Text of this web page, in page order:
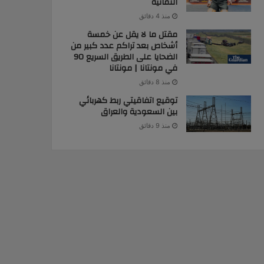
منذ 4 دقائق
مقتل ما لا يقل عن خمسة
أشخاص بعد تراكم عدد كبير من
الضحايا على الطريق السريع 90
في مونتانا | مونتانا
منذ 8 دقائق
توقيع اتفاقيتي ربط كهربائي
بين السعودية والعراق
منذ 9 دقائق